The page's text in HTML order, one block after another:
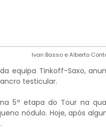
Ivan Basso e Alberto
equipa Tinkoff-Saxo,
testicular.
5ª etapa do Tour na
nódulo. Hoje, após